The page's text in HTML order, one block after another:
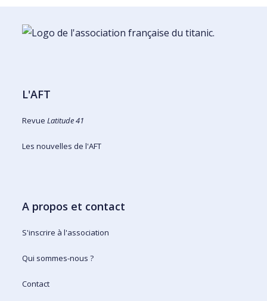
L'AFT
RevueLatitude 41
Les nouvelles de l'AFT
A propos et contact
S'inscrire à l'association
Qui sommes-nous ?
Contact